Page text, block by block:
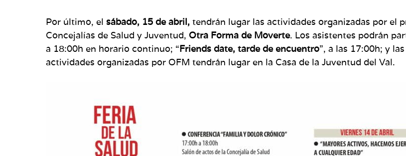
Por último, el sábado, 15 de abril, tendrán lugar las actividades organizadas por el
Concejalías de Salud y Juventud, Otra Forma de Moverte. Los asistentes podrán
a 18:00h en horario continuo; “Friends date, tarde de encuentro”, a las 17:00h; y
actividades organizadas por OFM tendrán lugar en la Casa de la Juventud del Val.